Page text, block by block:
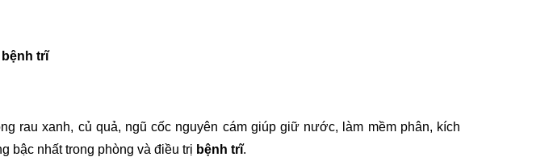
bệnh trĩ
rau xanh, củ quả, ngũ cốc nguyên cám giúp giữ nước, làm mềm phân, kích
bậc nhất trong phòng và điều trị bệnh trĩ.